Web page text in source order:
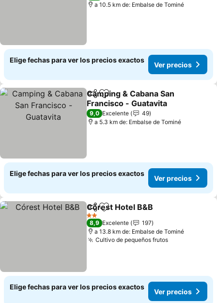
a 10.5 km de: Embalse de Tominé
Elige fechas para ver los precios exactos
Ver precios
CompartirAgregar a favoritos
Camping & Cabana San
Francisco - Guatavita
9,0 Excelente
49
a 5.3 km de: Embalse de Tominé
Elige fechas para ver los precios exactos
Ver precios
CompartirAgregar a favoritos
Córest Hotel B&B
2 Estrellas
8,9 Excelente
197
a 13.8 km de: Embalse de Tominé
Cultivo de pequeños frutos
Elige fechas para ver los precios exactos
Ver precios